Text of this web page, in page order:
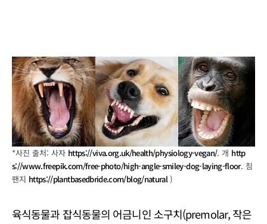
*사진 출처: 사자 https://viva.org.uk/health/physiology-vegan/. 개 http
s://www.freepik.com/free-photo/high-angle-smiley-dog-laying-floor. 침
팬지 https://plantbasedbride.com/blog/natural)
육식동물과 잡식동물의 어금니인 소구치(premolar, 작은